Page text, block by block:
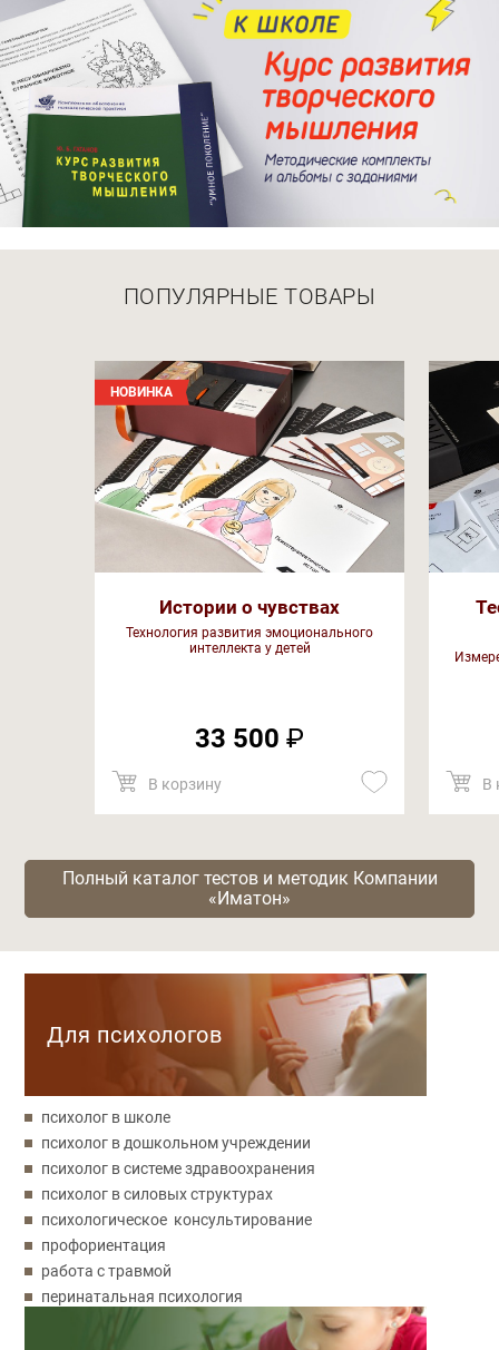
ПОПУЛЯРНЫЕ ТОВАРЫ
НОВИНКА
Истории о чувствах
Технология развития эмоционального
интеллекта у детей
33 500 ₽
В корзину В
Полный каталог тестов и методик Компании
«Иматон»
Для психологов
психолог в школе
психолог в дошкольном учреждении
психолог в системе здравоохранения
психолог в силовых структурах
психологическое консультирование
профориентация
работа с травмой
перинатальная психология